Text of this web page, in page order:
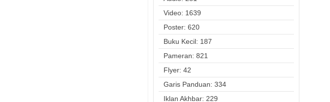
Video: 1639
Poster: 620
Buku Kecil: 187
Pameran: 821
Flyer: 42
Garis Panduan: 334
Iklan Akhbar: 229